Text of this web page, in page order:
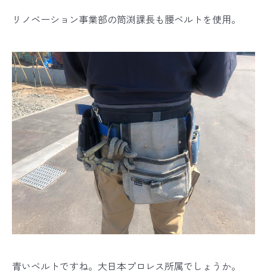
リノベーション事業部の筒渕課長も腰ベルトを使用。
青いベルトですね。大日本プロレス所属でしょうか。